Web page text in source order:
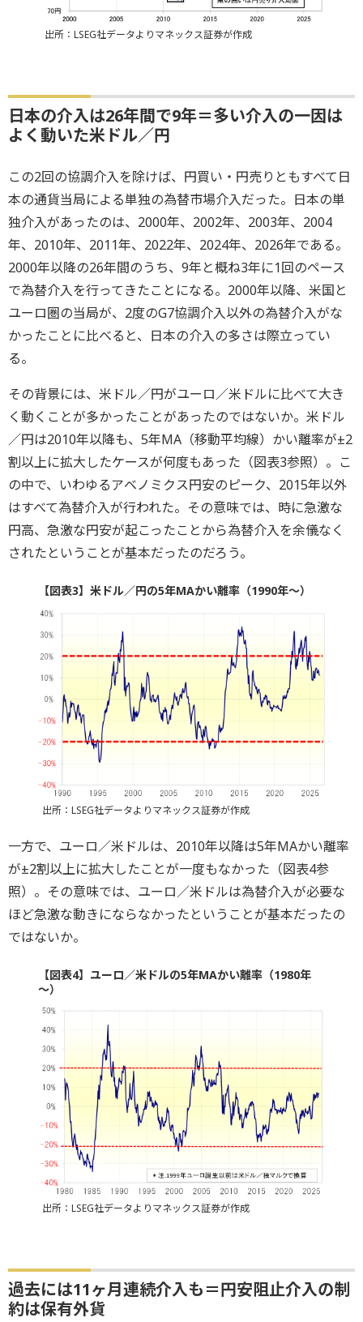
出所：LSEG社データよりマネックス証券が作成
日本の介入は26年間で9年＝多い介入の一因は
よく動いた米ドル／円
この2回の協調介入を除けば、円買い・円売りともすべて日
本の通貨当局による単独の為替市場介入だった。日本の単
独介入があったのは、2000年、2002年、2003年、2004
年、2010年、2011年、2022年、2024年、2026年である。
2000年以降の26年間のうち、9年と概ね3年に1回のペース
で為替介入を行ってきたことになる。2000年以降、米国と
ユーロ圏の当局が、2度のG7協調介入以外の為替介入がな
かったことに比べると、日本の介入の多さは際立ってい
る。
その背景には、米ドル／円がユーロ／米ドルに比べて大き
く動くことが多かったことがあったのではないか。米ドル
／円は2010年以降も、5年MA（移動平均線）かい離率が±2
割以上に拡大したケースが何度もあった（図表3参照）。こ
の中で、いわゆるアベノミクス円安のピーク、2015年以外
はすべて為替介入が行われた。その意味では、時に急激な
円高、急激な円安が起こったことから為替介入を余儀なく
されたということが基本だったのだろう。
【図表3】米ドル／円の5年MAかい離率（1990年～）
出所：LSEG社データよりマネックス証券が作成
一方で、ユーロ／米ドルは、2010年以降は5年MAかい離率
が±2割以上に拡大したことが一度もなかった（図表4参
照）。その意味では、ユーロ／米ドルは為替介入が必要な
ほど急激な動きにならなかったということが基本だったの
ではないか。
【図表4】ユーロ／米ドルの5年MAかい離率（1980年
～）
出所：LSEG社データよりマネックス証券が作成
過去には11ヶ月連続介入も＝円安阻止介入の制
約は保有外貨